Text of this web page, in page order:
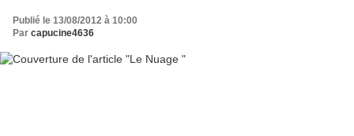
Publié le 13/08/2012 à 10:00
Par capucine4636